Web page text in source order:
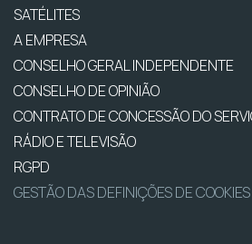
SATÉLITES
A EMPRESA
CONSELHO GERAL INDEPENDENTE
CONSELHO DE OPINIÃO
CONTRATO DE CONCESSÃO DO
RÁDIO E TELEVISÃO
RGPD
GESTÃO DAS DEFINIÇÕES DE COOKIES